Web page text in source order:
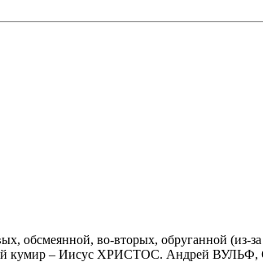
во-вторых, обруганной (из-за
кумир – Иисус ХРИСТОС. Андрей